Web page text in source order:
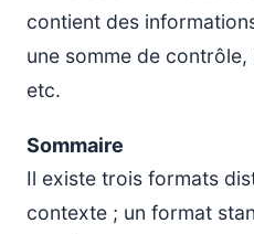
contient des
une somme de contrôle,
etc.
Sommaire
Il existe trois formats
contexte ; un format